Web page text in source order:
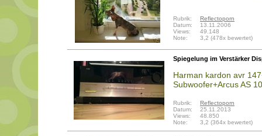
Rubrik:
Reflectoporn
Datum:
13.11.2006
Views:
49.148
Note:
3,2 (478x bewertet)
Spiegelung im Verstärker
Harman kardon avr
Subwoofer+Arcus AS
Rubrik:
Reflectoporn
Datum:
25.11.2013
Views:
48.850
Note:
3,2 (364x bewertet)